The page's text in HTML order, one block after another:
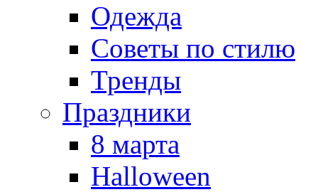
Одежда
Советы по стилю
Тренды
Праздники
8 марта
Halloween